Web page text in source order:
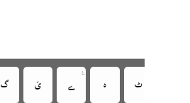
‏ ‏ ‏

‏ ‏